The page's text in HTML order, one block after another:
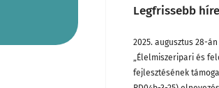
Legfrissebb
2025. augusztus 28-
„Élelmiszeripari és
fejlesztésének